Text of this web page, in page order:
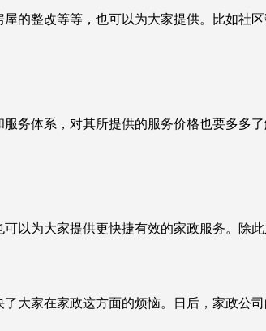
整改等等，也可以为大家提供。比如社
体系，对其所提供的服务价格也要多多
为大家提供更快捷有效的家政服务。除
家在家政这方面的烦恼。日后，家政公司